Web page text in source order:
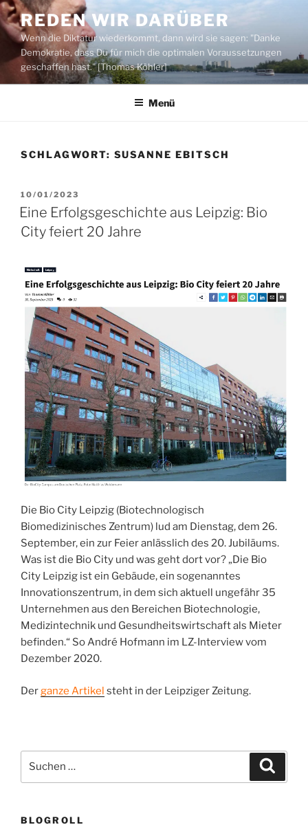
Zum
Inhalt
springen
REDEN WIR DARÜBER
Wenn die Diktatur wiederkommt, dann wird sie sagen: "Danke
Demokratie, dass Du für mich die optimalen Voraussetzungen
geschaffen hast." [Thomas Köhler]
Menü
SCHLAGWORT: SUSANNE EBITSCH
VERÖFFENTLICHT
AM
10/01/2023
Eine Erfolgsgeschichte aus Leipzig: Bio
City feiert 20 Jahre
Die Bio City Leipzig (Biotechnologisch
Biomedizinisches Zentrum) lud am Dienstag, dem 26.
September, ein zur Feier anlässlich des 20. Jubiläums.
Was ist die Bio City und was geht dort vor? „Die Bio
City Leipzig ist ein Gebäude, ein sogenanntes
Innovationszentrum, in dem sich aktuell ungefähr 35
Unternehmen aus den Bereichen Biotechnologie,
Medizintechnik und Gesundheitswirtschaft als Mieter
befinden.“ So André Hofmann im LZ-Interview vom
Dezember 2020.
Derganze Artikel steht in der Leipziger Zeitung.
nach:
BLOGROLL